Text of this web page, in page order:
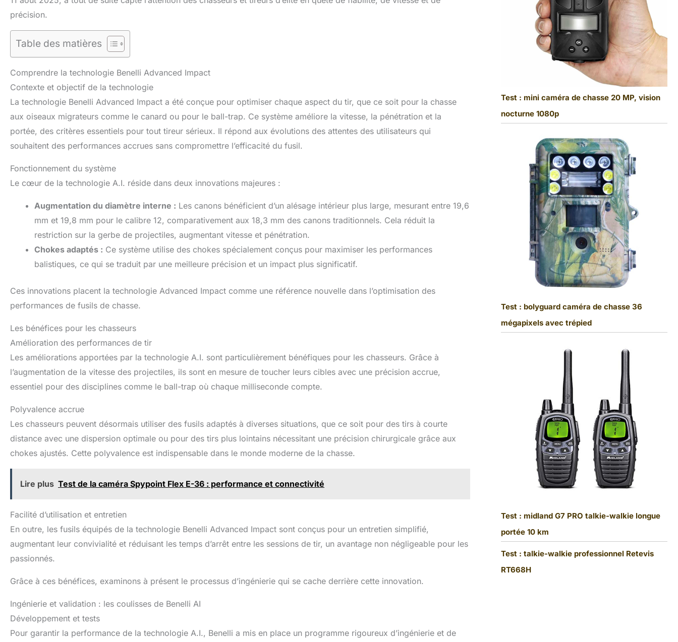
précision.
Table des matières
Comprendre la technologie Benelli Advanced Impact
Contexte et objectif de la technologie
La technologie Benelli Advanced Impact a été conçue pour optimiser chaque aspect du tir, que ce soit pour la chasse
aux oiseaux migrateurs comme le canard ou pour le ball-trap. Ce système améliore la vitesse, la pénétration et la
portée, des critères essentiels pour tout tireur sérieux. Il répond aux évolutions des attentes des utilisateurs qui
souhaitent des performances accrues sans compromettre l’efficacité du fusil.
Fonctionnement du système
Le cœur de la technologie A.I. réside dans deux innovations majeures :
Augmentation du diamètre interne : Les canons bénéficient d’un alésage intérieur plus large, mesurant entre 19,6
mm et 19,8 mm pour le calibre 12, comparativement aux 18,3 mm des canons traditionnels. Cela réduit la
restriction sur la gerbe de projectiles, augmentant vitesse et pénétration.
Chokes adaptés : Ce système utilise des chokes spécialement conçus pour maximiser les performances
balistiques, ce qui se traduit par une meilleure précision et un impact plus significatif.
Ces innovations placent la technologie Advanced Impact comme une référence nouvelle dans l’optimisation des
performances de fusils de chasse.
Les bénéfices pour les chasseurs
Amélioration des performances de tir
Les améliorations apportées par la technologie A.I. sont particulièrement bénéfiques pour les chasseurs. Grâce à
l’augmentation de la vitesse des projectiles, ils sont en mesure de toucher leurs cibles avec une précision accrue,
essentiel pour des disciplines comme le ball-trap où chaque milliseconde compte.
Polyvalence accrue
Les chasseurs peuvent désormais utiliser des fusils adaptés à diverses situations, que ce soit pour des tirs à courte
distance avec une dispersion optimale ou pour des tirs plus lointains nécessitant une précision chirurgicale grâce aux
chokes ajustés. Cette polyvalence est indispensable dans le monde moderne de la chasse.
Lire plus Test de la caméra Spypoint Flex E-36 : performance et connectivité
Facilité d’utilisation et entretien
En outre, les fusils équipés de la technologie Benelli Advanced Impact sont conçus pour un entretien simplifié,
augmentant leur convivialité et réduisant les temps d’arrêt entre les sessions de tir, un avantage non négligeable pour les
passionnés.
Grâce à ces bénéfices, examinons à présent le processus d’ingénierie qui se cache derrière cette innovation.
Ingénierie et validation : les coulisses de Benelli AI
Développement et tests
Pour garantir la performance de la technologie A.I., Benelli a mis en place un programme rigoureux d’ingénierie et de
Test : mini caméra de chasse 20 MP, vision
nocturne 1080p
Test : bolyguard caméra de chasse 36
mégapixels avec trépied
Test : midland G7 PRO talkie-walkie longue
portée 10 km
Test : talkie-walkie professionnel Retevis
RT668H